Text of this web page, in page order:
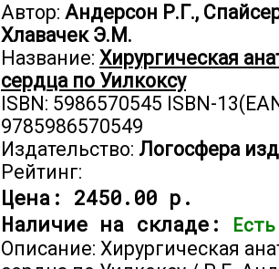
Автор: Андерсон Р.Г.,
Хлавачек Э.М.
Название: Хирургическая
сердца по Уилкоксу
ISBN: 5986570545 ISBN-
9785986570549
Издательство: Логосфера
Рейтинг:
Цена: 2450.00 р.
Наличие на складе:
Описание: Хирургическая